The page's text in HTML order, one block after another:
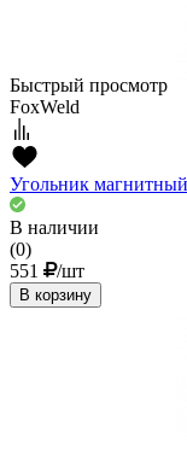
Быстрый просмотр
FoxWeld
Угольник
В наличии
(0)
551
/шт
В корзину